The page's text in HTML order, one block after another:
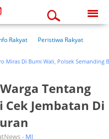
06:40:54 am
Rakyat
Peristiwa Rakyat
Di Bumi Wali, Polsek Semanding
Tentang
Jembatan Di
- MJ